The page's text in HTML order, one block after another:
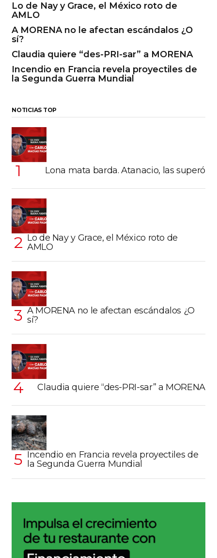
Lo de Nay y Grace, el México roto de
AMLO
A MORENA no le afectan escándalos ¿O
sí?
Claudia quiere “des-PRI-sar” a MORENA
Incendio en Francia revela proyectiles de
la Segunda Guerra Mundial
NOTICIAS TOP
Lona mata barda. Atanacio, las superó
Lo de Nay y Grace, el México roto de
AMLO
A MORENA no le afectan escándalos ¿O
sí?
Claudia quiere “des-PRI-sar” a MORENA
Incendio en Francia revela proyectiles de
la Segunda Guerra Mundial